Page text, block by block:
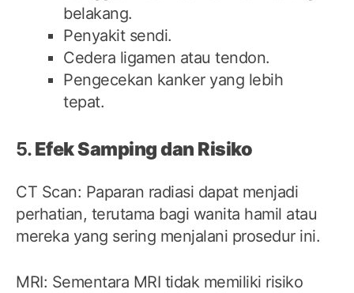
belakang.
Penyakit sendi.
Cedera ligamen atau tendon.
Pengecekan kanker yang lebih
tepat.
5.Efek Samping dan Risiko
CT Scan: Paparan radiasi dapat menjadi
perhatian, terutama bagi wanita hamil atau
mereka yang sering menjalani prosedur ini.
MRI: Sementara MRI tidak memiliki risiko